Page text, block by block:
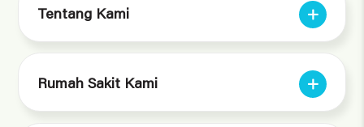
Tentang Kami
Rumah Sakit Kami